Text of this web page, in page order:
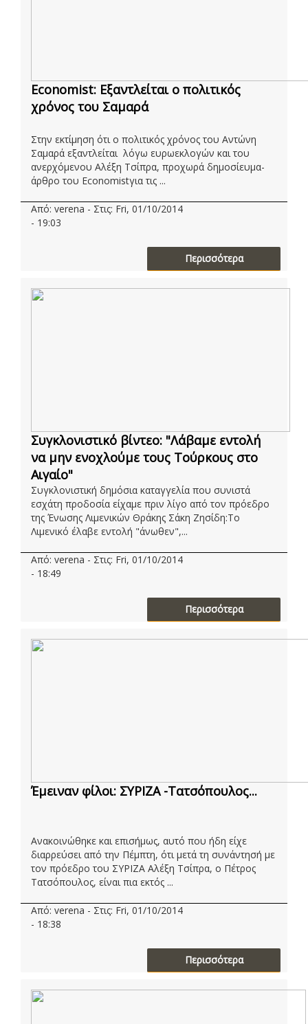
Economist: Εξαντλείται ο πολιτικός
χρόνος του Σαμαρά
Στην εκτίμηση ότι ο πολιτικός χρόνος του Αντώνη
Σαμαρά εξαντλείται λόγω ευρωεκλογών και του
ανερχόμενου Αλέξη Τσίπρα, προχωρά δημοσίευμα-
άρθρο του Economistγια τις ...
Από: verena - Στις: Fri, 01/10/2014
- 19:03
Περισσότερα
Συγκλονιστικό βίντεο: "Λάβαμε εντολή
να μην ενοχλούμε τους Τούρκους στο
Αιγαίο"
Συγκλονιστική δημόσια καταγγελία που συνιστά
εσχάτη προδοσία είχαμε πριν λίγο από τον πρόεδρο
της Ένωσης Λιμενικών Θράκης Σάκη Ζησίδη:Το
Λιμενικό έλαβε εντολή "άνωθεν",...
Από: verena - Στις: Fri, 01/10/2014
- 18:49
Περισσότερα
Έμειναν φίλοι: ΣΥΡΙΖΑ -Τατσόπουλος...
Ανακοινώθηκε και επισήμως, αυτό που ήδη είχε
διαρρεύσει από την Πέμπτη, ότι μετά τη συνάντησή με
τον πρόεδρο του ΣΥΡΙΖΑ Αλέξη Τσίπρα, ο Πέτρος
Τατσόπουλος, είναι πια εκτός ...
Από: verena - Στις: Fri, 01/10/2014
- 18:38
Περισσότερα